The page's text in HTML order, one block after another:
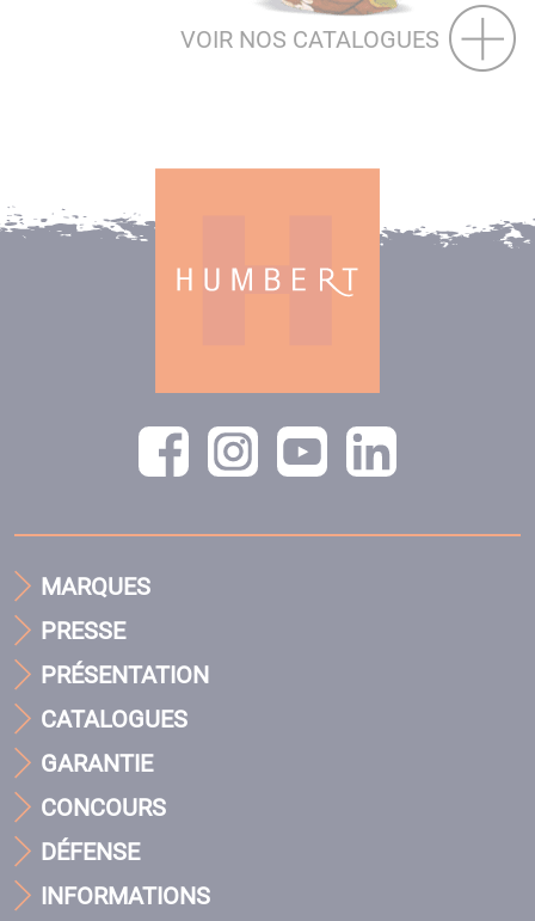
VOIR NOS CATALOGUES
MARQUES
PRESSE
PRÉSENTATION
CATALOGUES
GARANTIE
CONCOURS
DÉFENSE
INFORMATIONS